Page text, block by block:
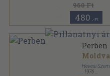
960 Ft
480 ,-Ft
Perben
Hevesi
1976